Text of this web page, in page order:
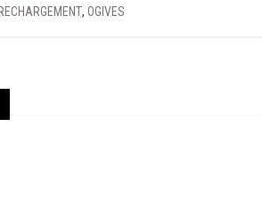
, OGIVES